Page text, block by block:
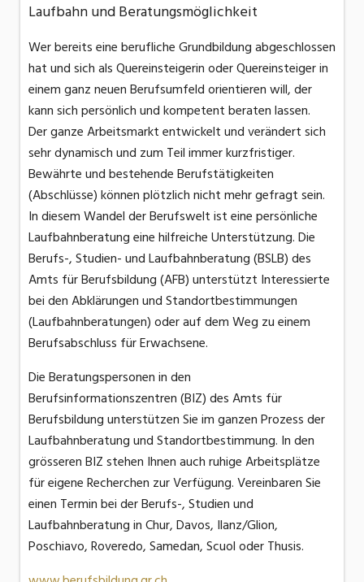
Laufbahn und Beratungsmöglichkeit
Wer bereits eine berufliche Grundbildung abgeschlossen
hat und sich als Quereinsteigerin oder Quereinsteiger in
einem ganz neuen Berufsumfeld orientieren will, der
kann sich persönlich und kompetent beraten lassen.
Der ganze Arbeitsmarkt entwickelt und verändert sich
sehr dynamisch und zum Teil immer kurzfristiger.
Bewährte und bestehende Berufstätigkeiten
(Abschlüsse) können plötzlich nicht mehr gefragt sein.
In diesem Wandel der Berufswelt ist eine persönliche
Laufbahnberatung eine hilfreiche Unterstützung. Die
Berufs-, Studien- und Laufbahnberatung (BSLB) des
Amts für Berufsbildung (AFB) unterstützt Interessierte
bei den Abklärungen und Standortbestimmungen
(Laufbahnberatungen) oder auf dem Weg zu einem
Berufsabschluss für Erwachsene.
Die Beratungspersonen in den
Berufsinformationszentren (BIZ) des Amts für
Berufsbildung unterstützen Sie im ganzen Prozess der
Laufbahnberatung und Standortbestimmung. In den
grösseren BIZ stehen Ihnen auch ruhige Arbeitsplätze
für eigene Recherchen zur Verfügung. Vereinbaren Sie
einen Termin bei der Berufs-, Studien und
Laufbahnberatung in Chur, Davos, Ilanz/Glion,
Poschiavo, Roveredo, Samedan, Scuol oder Thusis.